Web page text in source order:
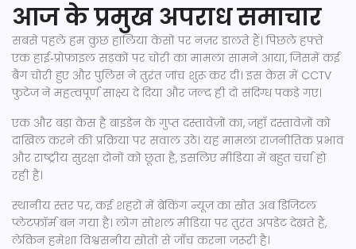
आज के प्रमुख अपराध समाचार
सबसे पहले हम कुछ हालिया केसों पर नज़र डालते हैं। पिछले हफ्ते
एक हाई‑प्रोफ़ाइल सड़कों पर चोरी का मामला सामने आया, जिसमें कई
बैग चोरी हुए और पुलिस ने तुरंत जांच शुरू कर दी। इस केस में CCTV
फुटेज ने महत्वपूर्ण साक्ष्य दे दिया और जल्द ही दो संदिग्ध पकड़े गए।
एक और बड़ा केस है बाइडेन के गुप्त दस्तावेज़ों का, जहाँ दस्तावेज़ों को
दाखिल करने की प्रक्रिया पर सवाल उठे। यह मामला राजनीतिक प्रभाव
और राष्ट्रीय सुरक्षा दोनों को छूता है, इसलिए मीडिया में बहुत चर्चा हो
रही है।
स्थानीय स्तर पर, कई शहरों में ब्रेकिंग न्यूज़ का स्रोत अब डिजिटल
प्लेटफ़ॉर्म बन गया है। लोग सोशल मीडिया पर तुरंत अपडेट देखते हैं,
लेकिन हमेशा विश्वसनीय स्रोतों से जाँच करना जरूरी है।